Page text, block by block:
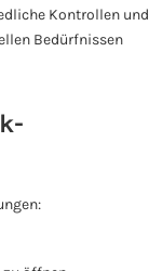
Kontrollen und
Bedürfnissen